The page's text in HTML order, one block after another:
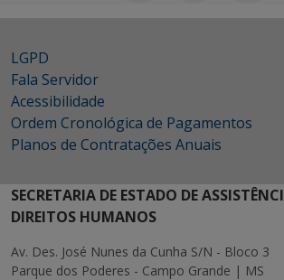
LGPD
Fala Servidor
Acessibilidade
Ordem Cronológica de Pagamentos
Planos de Contratações Anuais
SECRETARIA DE ESTADO DE
DIREITOS HUMANOS
Av. Des. José Nunes da Cunha S/N - Bloco 3
Parque dos Poderes - Campo Grande | MS